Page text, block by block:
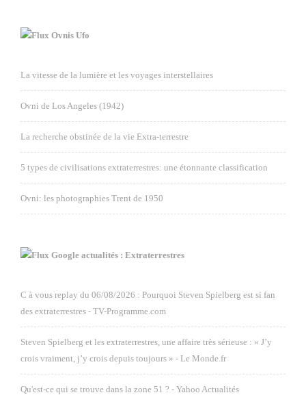
Ovnis Ufo
La vitesse de la lumière et les voyages interstellaires
Ovni de Los Angeles (1942)
La recherche obstinée de la vie Extra-terrestre
5 types de civilisations extraterrestres: une étonnante classification
Ovni: les photographies Trent de 1950
Google actualités : Extraterrestres
C à vous replay du 06/08/2026 : Pourquoi Steven Spielberg est si fan
des extraterrestres - TV-Programme.com
Steven Spielberg et les extraterrestres, une affaire très sérieuse : « J’y
crois vraiment, j’y crois depuis toujours » - Le Monde.fr
Qu'est-ce qui se trouve dans la zone 51 ? - Yahoo Actualités